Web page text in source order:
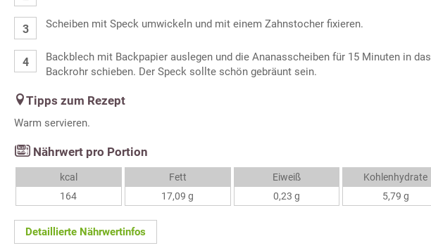
Scheiben mit Speck umwickeln und mit einem Zahnstocher fixieren.
Backblech mit Backpapier auslegen und die Ananasscheiben für 15 Minuten in das
Backrohr schieben. Der Speck sollte schön gebräunt sein.
Tipps zum Rezept
Warm servieren.
Nährwert pro Portion
kcal
164
Fett
17,09 g
Eiweiß
0,23 g
Kohlenhydrate
5,79 g
Detaillierte Nährwertinfos